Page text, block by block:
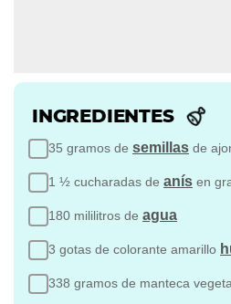
INGREDIENTES
35 gramos de semillas de
1 ½ cucharadas de anís en
180 mililitros de agua
3 gotas de colorante amarillo
338 gramos de manteca